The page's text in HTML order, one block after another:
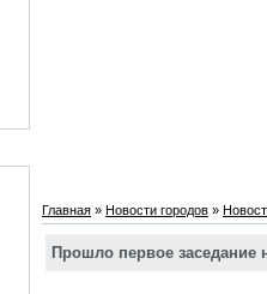
Главная » Новости городов »
Прошло первое заседание